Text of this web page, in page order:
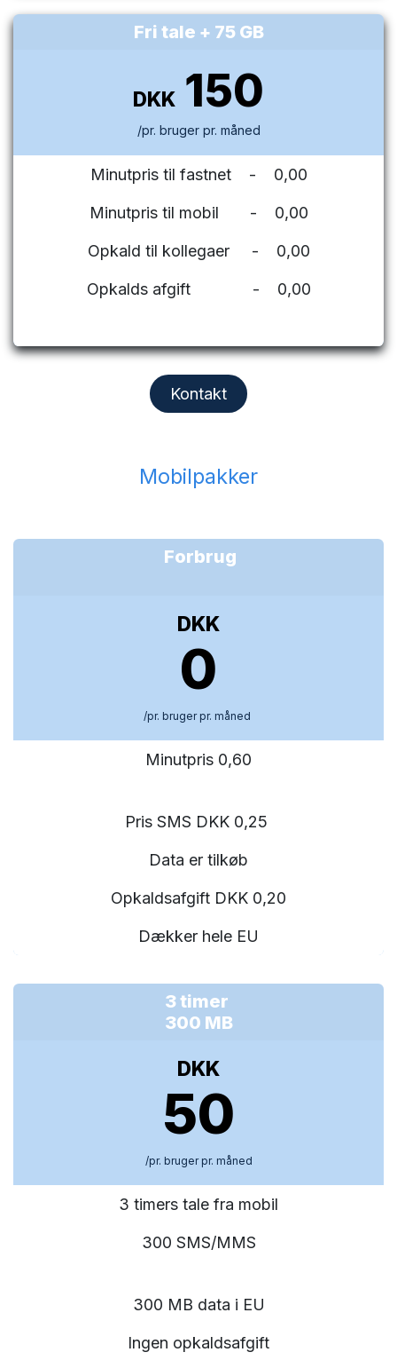
Fri tale + 75 GB
DKK 150
/pr. bruger pr. måned
Minutpris til fastnet - 0,00
Minutpris til mobil - 0,00
Opkald til kollegaer - 0,00
Opkalds afgift - 0,00
Kontakt
Mobilpakker
Forbrug
DKK
0
/pr. bruger pr. måned
Minutpris 0,60
Pris SMS DKK 0,25
Data er tilkøb
Opkaldsafgift DKK 0,20
Dækker hele EU
3 timer
300 MB
DKK
50
/pr. bruger pr. måned
3 timers tale fra mobil
300 SMS/MMS
300 MB data i EU
Ingen opkaldsafgift